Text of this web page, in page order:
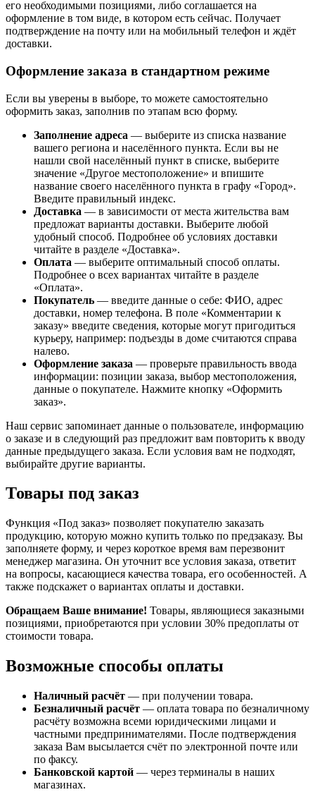
его необходимыми позициями, либо соглашается на
оформление в том виде, в котором есть сейчас. Получает
подтверждение на почту или на мобильный телефон и ждёт
доставки.
Оформление заказа в стандартном режиме
Если вы уверены в выборе, то можете самостоятельно
оформить заказ, заполнив по этапам всю форму.
Заполнение адреса — выберите из списка название
вашего региона и населённого пункта. Если вы не
нашли свой населённый пункт в списке, выберите
значение «Другое местоположение» и впишите
название своего населённого пункта в графу «Город».
Введите правильный индекс.
Доставка — в зависимости от места жительства вам
предложат варианты доставки. Выберите любой
удобный способ. Подробнее об условиях доставки
читайте в разделе «Доставка».
Оплата — выберите оптимальный способ оплаты.
Подробнее о всех вариантах читайте в разделе
«Оплата».
Покупатель — введите данные о себе: ФИО, адрес
доставки, номер телефона. В поле «Комментарии к
заказу» введите сведения, которые могут пригодиться
курьеру, например: подъезды в доме считаются справа
налево.
Оформление заказа — проверьте правильность ввода
информации: позиции заказа, выбор местоположения,
данные о покупателе. Нажмите кнопку «Оформить
заказ».
Наш сервис запоминает данные о пользователе, информацию
о заказе и в следующий раз предложит вам повторить к вводу
данные предыдущего заказа. Если условия вам не подходят,
выбирайте другие варианты.
Товары под заказ
Функция «Под заказ» позволяет покупателю заказать
продукцию, которую можно купить только по предзаказу. Вы
заполняете форму, и через короткое время вам перезвонит
менеджер магазина. Он уточнит все условия заказа, ответит
на вопросы, касающиеся качества товара, его особенностей. А
также подскажет о вариантах оплаты и доставки.
Обращаем Ваше внимание! Товары, являющиеся заказными
позициями, приобретаются при условии 30% предоплаты от
стоимости товара.
Возможные способы оплаты
Наличный расчёт — при получении товара.
Безналичный расчёт — оплата товара по безналичному
расчёту возможна всеми юридическими лицами и
частными предпринимателями. После подтверждения
заказа Вам высылается счёт по электронной почте или
по факсу.
Банковской картой — через терминалы в наших
магазинах.